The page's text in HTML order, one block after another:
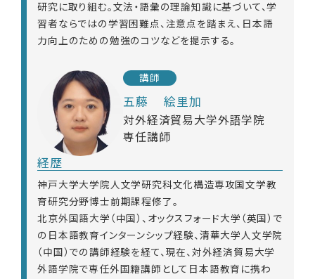
研究に取り組む。文法・語彙の理論知識に基づいて、学
習者ならではの学習困難点、注意点を踏まえ、日本語
力向上のための勉強のコツなどを提示する。
講師
五藤 絵里加
対外経済貿易大学外語学院
専任講師
経歴
神戸大学大学院人文学研究科文化構造専攻国文学教
育研究分野博士前期課程修了。
北京外国語大学（中国）、オックスフォード大学（英国）で
の日本語教育インターンシップ経験、清華大学人文学院
（中国）での講師経験を経て、現在、対外経済貿易大学
外語学院で専任外国籍講師として日本語教育に携わ